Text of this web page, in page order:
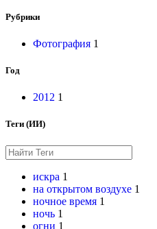
Рубрики
Фотография 1
Год
2012 1
Теги (ИИ)
искра 1
на открытом воздухе 1
ночное время 1
ночь 1
огни 1